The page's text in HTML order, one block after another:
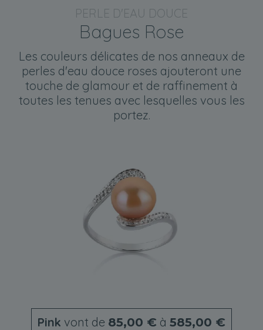
PERLE D'EAU DOUCE
Bagues Rose
Les couleurs délicates de nos anneaux de
perles d'eau douce roses ajouteront une
touche de glamour et de raffinement à
toutes les tenues avec lesquelles vous les
portez.
Pink vont de 85,00 € à 585,00 €